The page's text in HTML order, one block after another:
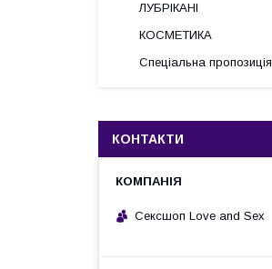
ЛУБРІКАНІ
КОСМЕТИКА
Спеціальна пропозиція
КОНТАКТИ
Сексшоп Love and Sex